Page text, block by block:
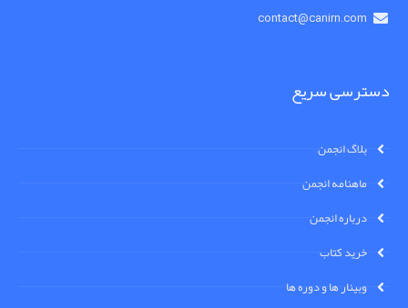
contact@canirn.com
دسترسی سریع
بلاگ انجمن
ماهنامه انجمن
درباره انجمن
خرید کتاب
وبینار ها و دوره ها